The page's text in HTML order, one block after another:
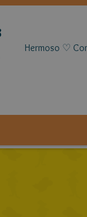
Hermoso ♡